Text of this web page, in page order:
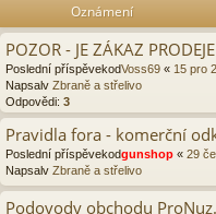
Oznámení
POZOR - JE ZÁKAZ
Poslední příspěvekodVoss69 « 15 pro
Napsalv Zbraně a střelivo
Odpovědi: 3
Pravidla fora - komerční
Poslední příspěvekodgunshop « 29
Napsalv Zbraně a střelivo
Podovody obchodu